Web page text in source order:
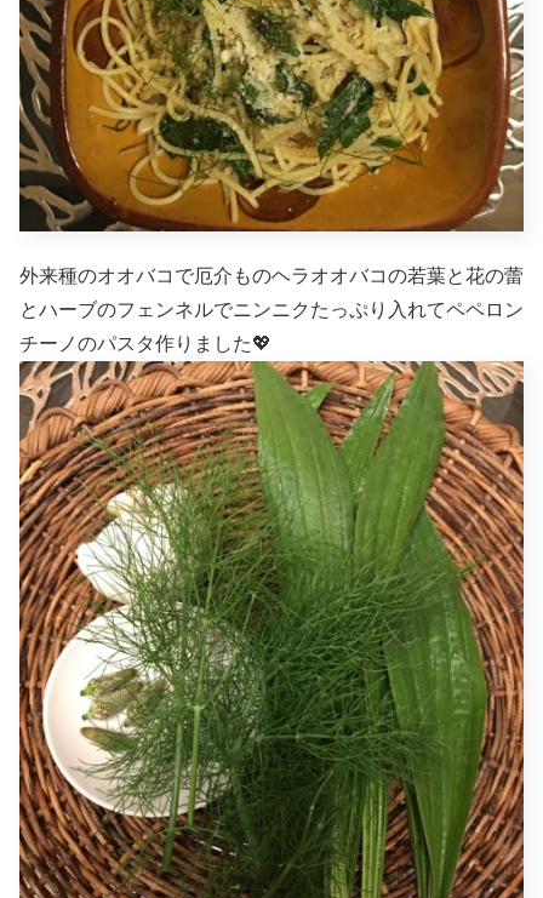
外来種のオオバコで厄介ものヘラオオバコの若葉と花の蕾
とハーブのフェンネルでニンニクたっぷり入れてペペロン
チーノのパスタ作りました💖